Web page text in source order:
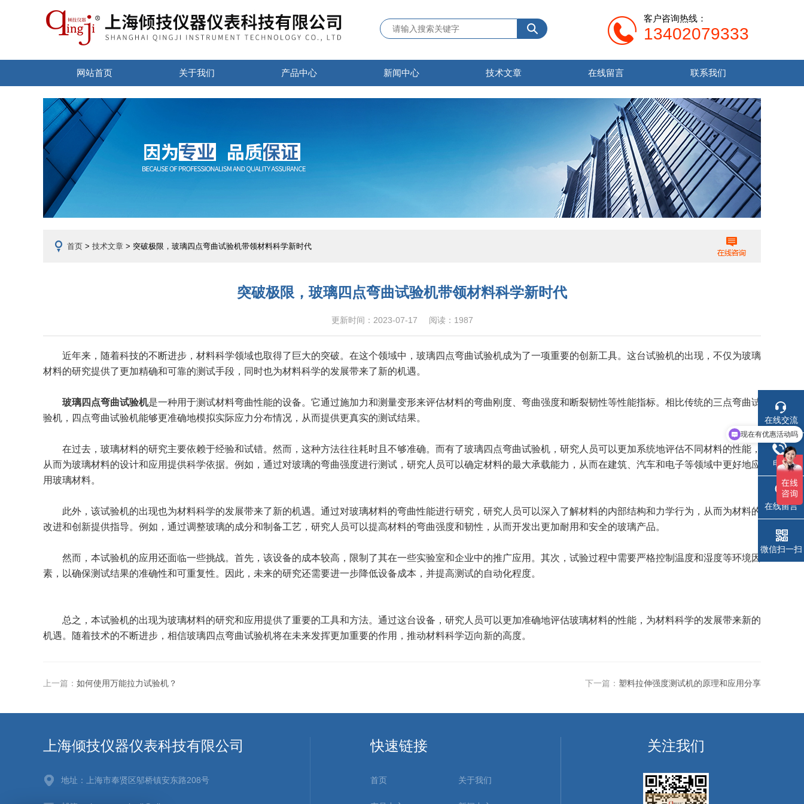
客户咨询热线：
13402079333
网站首页 关于我们 产品中心 新闻中心 技术文章 在线留言 联系我们
首页 > 技术文章 > 突破极限，玻璃四点弯曲试验机带领材料科学新时代
突破极限，玻璃四点弯曲试验机带领材料科学新时代
更新时间：2023-07-17 阅读：1987
近年来，随着科技的不断进步，材料科学领域也取得了巨大的突破。在这个领域中，玻璃四点弯曲试验机成为了一项重要的创新工具。这台试验机的出现，不仅为玻璃
材料的研究提供了更加精确和可靠的测试手段，同时也为材料科学的发展带来了新的机遇。
玻璃四点弯曲试验机是一种用于测试材料弯曲性能的设备。它通过施加力和测量变形来评估材料的弯曲刚度、弯曲强度和断裂韧性等性能指标。相比传统的三点弯曲试
验机，四点弯曲试验机能够更准确地模拟实际应力分布情况，从而提供更真实的测试结果。
在过去，玻璃材料的研究主要依赖于经验和试错。然而，这种方法往往耗时且不够准确。而有了玻璃四点弯曲试验机，研究人员可以更加系统地评估不同材料的性能，
从而为玻璃材料的设计和应用提供科学依据。例如，通过对玻璃的弯曲强度进行测试，研究人员可以确定材料的最大承载能力，从而在建筑、汽车和电子等领域中更好地应
用玻璃材料。
此外，该试验机的出现也为材料科学的发展带来了新的机遇。通过对玻璃材料的弯曲性能进行研究，研究人员可以深入了解材料的内部结构和力学行为，从而为材料的
改进和创新提供指导。例如，通过调整玻璃的成分和制备工艺，研究人员可以提高材料的弯曲强度和韧性，从而开发出更加耐用和安全的玻璃产品。
然而，本试验机的应用还面临一些挑战。首先，该设备的成本较高，限制了其在一些实验室和企业中的推广应用。其次，试验过程中需要严格控制温度和湿度等环境因
素，以确保测试结果的准确性和可重复性。因此，未来的研究还需要进一步降低设备成本，并提高测试的自动化程度。
总之，本试验机的出现为玻璃材料的研究和应用提供了重要的工具和方法。通过这台设备，研究人员可以更加准确地评估玻璃材料的性能，为材料科学的发展带来新的
机遇。随着技术的不断进步，相信玻璃四点弯曲试验机将在未来发挥更加重要的作用，推动材料科学迈向新的高度。
上一篇： 如何使用万能拉力试验机？ 下一篇： 塑料拉伸强度测试机的原理和应用分享
上海倾技仪器仪表科技有限公司
地址：上海市奉贤区邬桥镇安东路208号
快速链接
首页 关于我们
关注我们
在线交流
电话
在线留言
微信扫一扫
现在有优惠活动吗